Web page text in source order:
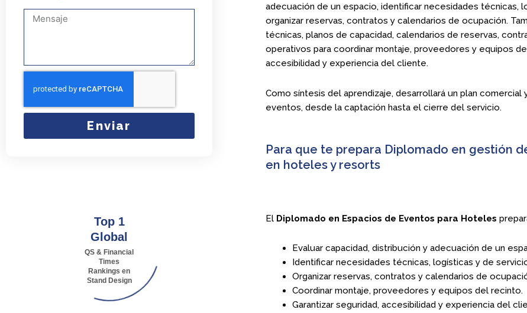
Enviar
Top 1
Global
QS & Financial
Times
Rankings en
Stand Design
adecuación de un espacio, identificar necesidades técnicas,
organizar reservas, contratos y calendarios de ocupación.
técnicas, planos de capacidad, calendarios de reservas,
operativos para coordinar montaje, proveedores y equipos
accesibilidad y experiencia del cliente.
Como síntesis del aprendizaje, desarrollará un plan
eventos, desde la captación hasta el cierre del servicio.
Para que te prepara Diplomado en gestión
en hoteles y resorts
El Diplomado en Espacios de Eventos para Hoteles
Evaluar capacidad, distribución y adecuación de un
Identificar necesidades técnicas, logísticas y de
Organizar reservas, contratos y calendarios de
Coordinar montaje, proveedores y equipos del recinto.
Garantizar seguridad, accesibilidad y experiencia del